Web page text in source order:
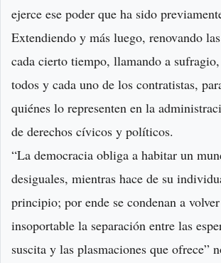
ejerce ese poder que ha sido
Extendiendo y más luego, renovando
cada cierto tiempo, llamando a
todos y cada uno de los contratistas,
quiénes lo representen en la
de derechos cívicos y políticos.
“La democracia obliga a habitar un
desiguales, mientras hace de su
principio; por ende se condenan a
insoportable la separación entre las
suscita y las plasmaciones que ofrece”